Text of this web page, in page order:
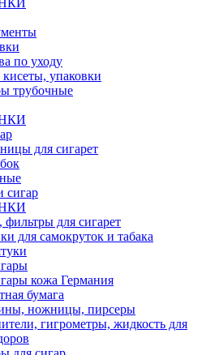
по уходу
упаковки
трубочные
для сигарет
сигар
фильтры для сигарет
для самокруток и табака
кожа Германия
бумага
ножницы, пирсеры
гигрометры, жидкость для